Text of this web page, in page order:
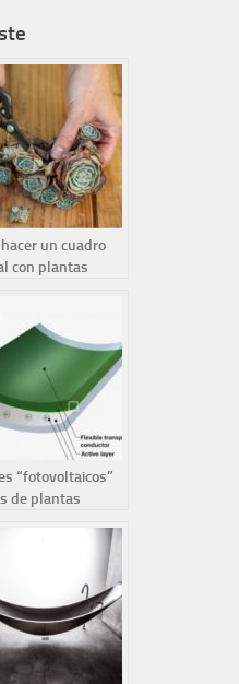
un cuadro
con plantas
“fotovoltaicos”
de plantas